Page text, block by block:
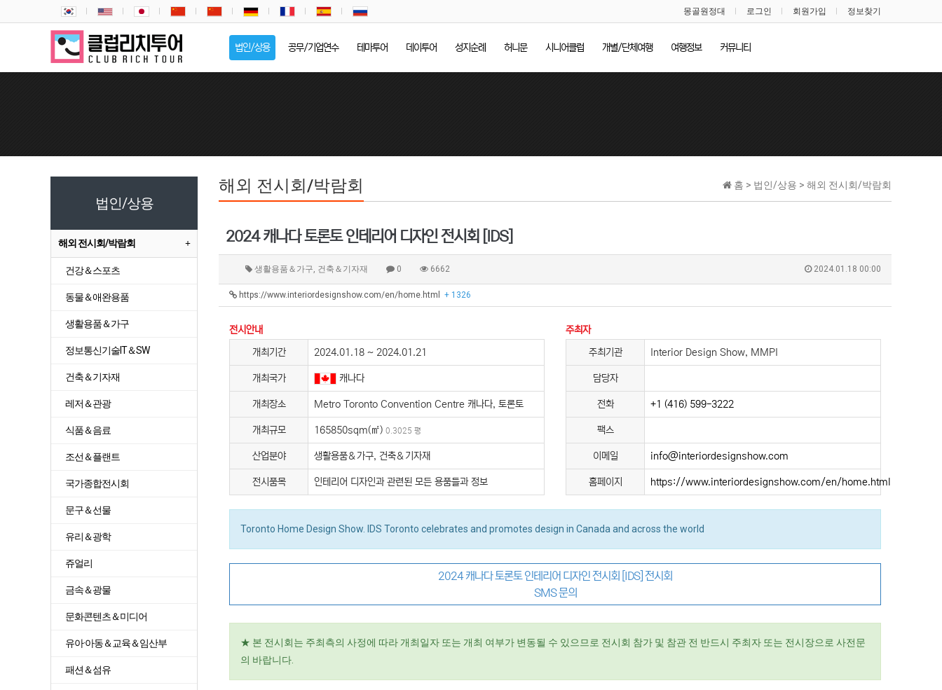
몽골원정대 로그인 회원가입 정보찾기
법인/상용 공무/기업연수 테마투어 데이투어 성지순례 허니문 시니어클럽 개별/단체여행 여행정보 커뮤니티
홈 > 법인/상용 > 해외 전시회/박람회
해외 전시회/박람회
2024 캐나다 토론토 인테리어 디자인 전시회 [IDS]
생활용품＆가구, 건축＆기자재 0 6662 2024.01.18 00:00
https://www.interiordesignshow.com/en/home.html + 1326
전시안내
개최기간
2024.01.18 ~ 2024.01.21
개최국가 캐나다
개최장소 Metro Toronto Convention Centre 캐나다, 토론토
개최규모 165850sqm(㎡) 0.3025 평
산업분야 생활용품＆가구, 건축＆기자재
전시품목 인테리어 디자인과 관련된 모든 용품들과 정보
주최자
주최기관
Interior Design Show, MMPI
담당자
전화 +1 (416) 599-3222
팩스
이메일 info@interiordesignshow.com
홈페이지 https://www.interiordesignshow.com/en/home.html
Toronto Home Design Show. IDS Toronto celebrates and promotes design in Canada and across the world
2024 캐나다 토론토 인테리어 디자인 전시회 [IDS] 전시회
SMS 문의
★ 본 전시회는 주최측의 사정에 따라 개최일자 또는 개최 여부가 변동될 수 있으므로 전시회 참가 및 참관 전 반드시 주최자 또는 전시장으로 사전문
의 바랍니다.
법인/상용
해외 전시회/박람회
건강＆스포츠
동물＆애완용품
생활용품＆가구
정보통신기술IT＆SW
건축＆기자재
레저＆관광
식품＆음료
조선＆플랜트
국가종합전시회
문구＆선물
유리＆광학
쥬얼리
금속＆광물
문화콘텐츠＆미디어
유아·아동＆교육＆임산부
패션＆섬유